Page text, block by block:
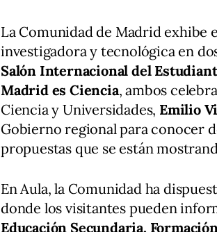
La Comunidad de Madrid exhibe
investigadora y tecnológica en
Salón Internacional del
Madrid es Ciencia, ambos
Ciencia y Universidades, Emilio
Gobierno regional para conocer
propuestas que se están
En Aula, la Comunidad ha
donde los visitantes pueden
Educación Secundaria,